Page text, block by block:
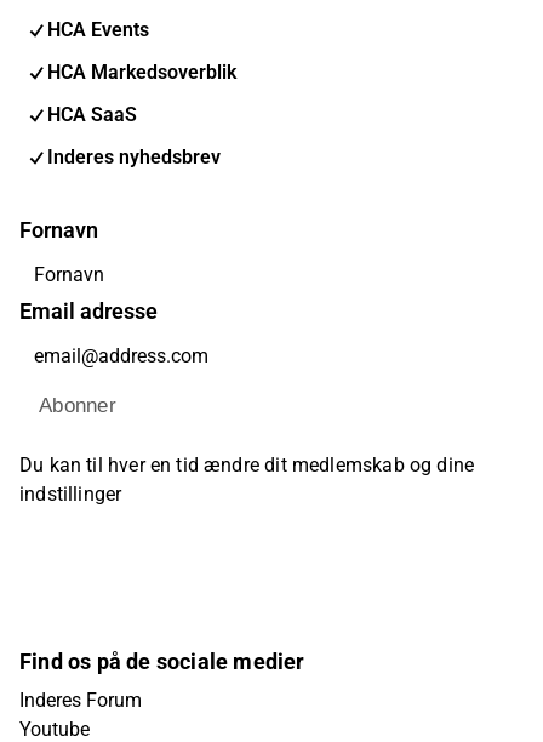
HCA Events
HCA Markedsoverblik
HCA SaaS
Inderes nyhedsbrev
Fornavn
Email adresse
Abonner
Du kan til hver en tid ændre dit medlemskab og dine
indstillinger
Find os på de sociale medier
Inderes Forum
Youtube